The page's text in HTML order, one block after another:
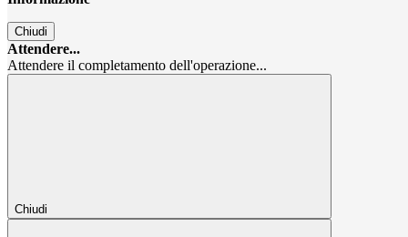
Chiudi
Attendere...
Attendere il completamento dell'operazione...
Chiudi